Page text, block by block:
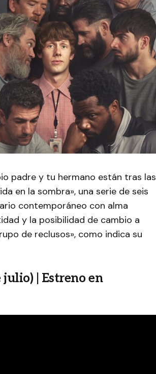
padre y tu hermano están tras las
en la sombra», una serie de seis
contemporáneo con alma
y la posibilidad de cambio a
de reclusos», como indica su
| Estreno en